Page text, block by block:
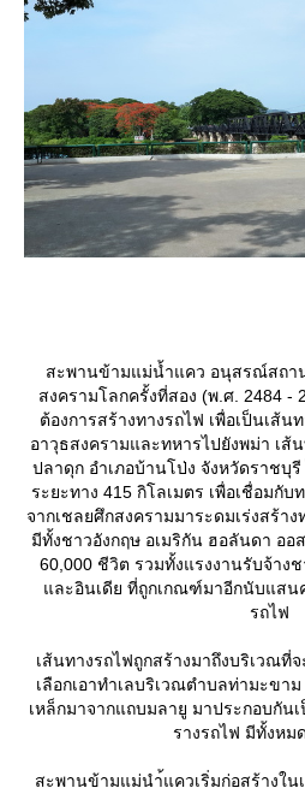
สะพานข้ามแม่น้ำแคว อนุสรณ์สถ
สงครามโลกครั้งที่สอง (พ.ศ. 2484 -
ต้องการสร้างทางรถไฟ เพื่อเป็นเส้น
อาวุธสงครามและทหารไปยังพม่า เส้
ปลาดุก อำเภอบ้านโป่ง จังหวัดราชบุ
ระยะทาง 415 กิโลเมตร เพื่อเชื่อมกั
จากเชลยศึกสงครามมาระดมเร่งสร้า
มีทั้งชาวอังกฤษ อเมริกัน ฮอลันดา ออ
60,000 ชีวิต รวมทั้งแรงงานรับจ้าง
ละอินเดีย ที่ถูกเกณฑ์มาอีกนับแสน
รถไฟ
เส้นทางรถไฟถูกสร้างมาถึงบริเวณที่
เลือกเอาทำเลบริเวณตำบลท่ามะขา
เหล็กมาจากแถบมลายู มาประกอบกัน
รางรถไฟ มีทั้งหม
สะพานข้ามแม่นำ้แควเริ่มก่อสร้างใน